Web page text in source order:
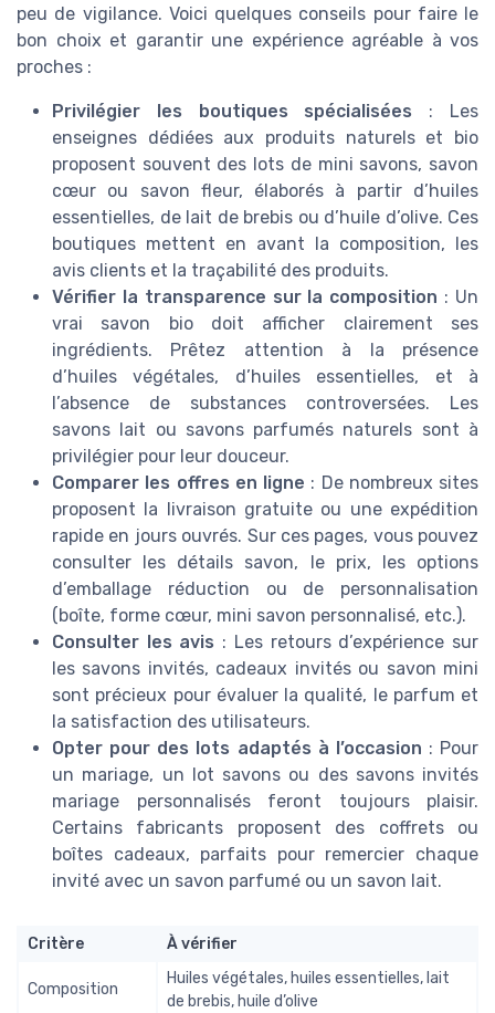
peu de vigilance. Voici quelques conseils pour faire le
bon choix et garantir une expérience agréable à vos
proches :
Privilégier les boutiques spécialisées : Les
enseignes dédiées aux produits naturels et bio
proposent souvent des lots de mini savons, savon
cœur ou savon fleur, élaborés à partir d’huiles
essentielles, de lait de brebis ou d’huile d’olive. Ces
boutiques mettent en avant la composition, les
avis clients et la traçabilité des produits.
Vérifier la transparence sur la composition : Un
vrai savon bio doit afficher clairement ses
ingrédients. Prêtez attention à la présence
d’huiles végétales, d’huiles essentielles, et à
l’absence de substances controversées. Les
savons lait ou savons parfumés naturels sont à
privilégier pour leur douceur.
Comparer les offres en ligne : De nombreux sites
proposent la livraison gratuite ou une expédition
rapide en jours ouvrés. Sur ces pages, vous pouvez
consulter les détails savon, le prix, les options
d’emballage réduction ou de personnalisation
(boîte, forme cœur, mini savon personnalisé, etc.).
Consulter les avis : Les retours d’expérience sur
les savons invités, cadeaux invités ou savon mini
sont précieux pour évaluer la qualité, le parfum et
la satisfaction des utilisateurs.
Opter pour des lots adaptés à l’occasion : Pour
un mariage, un lot savons ou des savons invités
mariage personnalisés feront toujours plaisir.
Certains fabricants proposent des coffrets ou
boîtes cadeaux, parfaits pour remercier chaque
invité avec un savon parfumé ou un savon lait.
Critère À vérifier
Composition
Huiles végétales, huiles essentielles, lait
de brebis, huile d’olive